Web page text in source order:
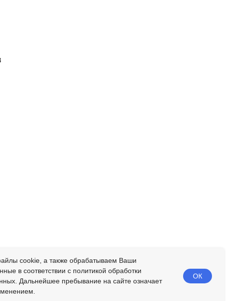
cookie, а также обрабатываем Ваши
в соответствии с политикой обработки
Дальнейшее пребывание на сайте означает
ОК